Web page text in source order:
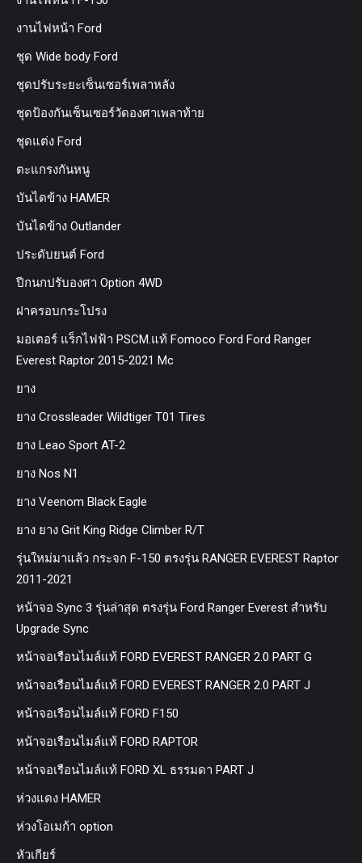
งานไฟหน้า Ford
ชุด Wide body Ford
ชุดปรับระยะเซ็นเซอร์เพลาหลัง
ชุดป้องกันเซ็นเซอร์วัดองศาเพลาท้าย
ชุดแต่ง Ford
ตะแกรงกันหนู
บันไดข้าง HAMER
บันไดข้าง Outlander
ประดับยนต์ Ford
ปีกนกปรับองศา Option 4WD
ฝาครอบกระโปรง
มอเตอร์ แร็กไฟฟ้า PSCM.แท้ Fomoco Ford Ford Ranger
Everest Raptor 2015-2021 Mc
ยาง
ยาง Crossleader Wildtiger T01 Tires
ยาง Leao Sport AT-2
ยาง Nos N1
ยาง Veenom Black Eagle
ยาง ยาง Grit King Ridge Climber R/T
รุ่นใหม่มาแล้ว กระจก F-150 ตรงรุ่น RANGER EVEREST Raptor
2011-2021
หน้าจอ Sync 3 รุ่นล่าสุด ตรงรุ่น Ford Ranger Everest สำหรับ
Upgrade Sync
หน้าจอเรือนไมล์แท้ FORD EVEREST RANGER 2.0 PART G
หน้าจอเรือนไมล์แท้ FORD EVEREST RANGER 2.0 PART J
หน้าจอเรือนไมล์แท้ FORD F150
หน้าจอเรือนไมล์แท้ FORD RAPTOR
หน้าจอเรือนไมล์แท้ FORD XL ธรรมดา PART J
ห่วงแดง HAMER
ห่วงโอเมก้า option
หัวเกียร์